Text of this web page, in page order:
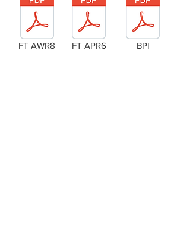
FT AWR8 FT APR6 BPI